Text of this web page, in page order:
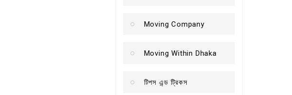
Moving Company
Moving Within Dhaka
টিপস এন্ড ট্রিকস